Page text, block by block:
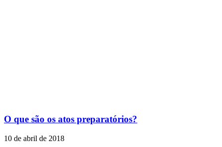
O que são os atos preparatórios?
10 de abril de 2018